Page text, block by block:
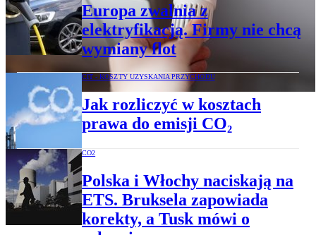
Europa zwalnia z
elektryfikacją. Firmy nie chcą
wymiany flot
CIT - KOSZTY UZYSKANIA PRZYCHODU
Jak rozliczyć w kosztach
prawa do emisji CO₂
CO2
Polska i Włochy naciskają na
ETS. Bruksela zapowiada
korekty, a Tusk mówi o